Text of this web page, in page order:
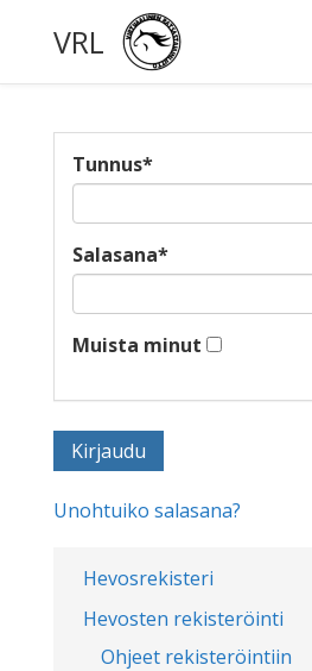
VRL
Hevosrekisteri
Hevosten rekisteröinti
Ohjeet rekisteröintiin
Tunnus*
Salasana*
Muista minut
Unohtuiko salasana?